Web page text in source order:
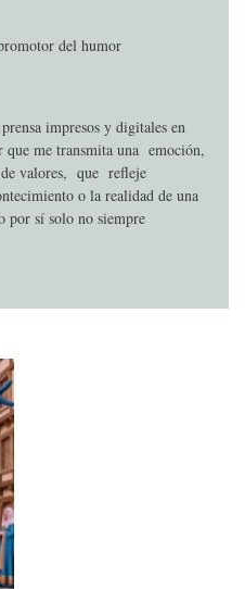
del humor
impresos y digitales en
que me transmita una emoción,
de valores, que refleje
o la realidad de una
por sí solo no siempre